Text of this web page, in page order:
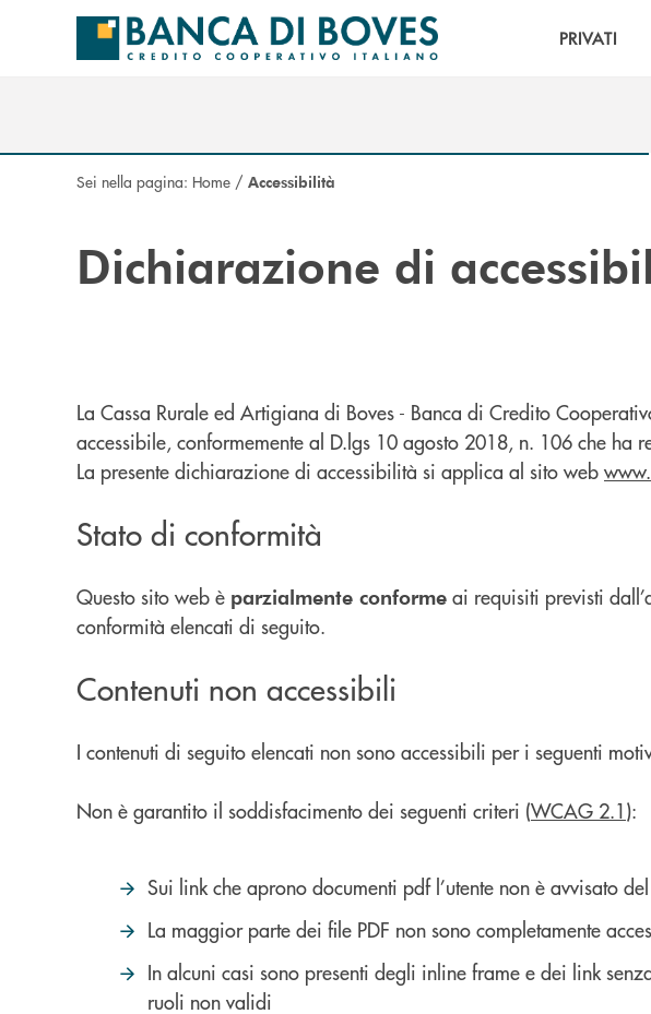
Salta al contenuto principale
PRIVATI
Sei nella pagina: Home / Accessibilità
Dichiarazione di
La Cassa Rurale ed Artigiana di Boves - Banca di Credito
accessibile, conformemente al D.lgs 10 agosto 2018, n. 106 che
La presente dichiarazione di accessibilità si applica al sito web
Stato di conformità
Questo sito web è parzialmente conforme ai requisiti previsti
conformità elencati di seguito.
Contenuti non accessibili
I contenuti di seguito elencati non sono accessibili per i seguenti
Non è garantito il soddisfacimento dei seguenti criteri (WCAG 2.1):
Sui link che aprono documenti pdf l’utente non è avvisato
La maggior parte dei file PDF non sono completamente
In alcuni casi sono presenti degli inline frame e dei link
ruoli non validi